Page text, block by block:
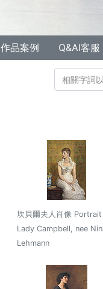
作品案例 Q&AI客服
搜尋
坎貝爾夫人肖像
Lady Campbell, nee
Lehmann